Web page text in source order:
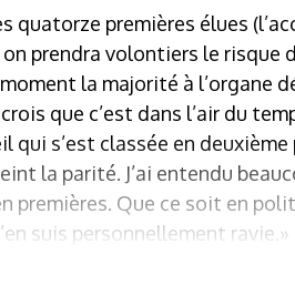
quatorze premières élues
prendra volontiers le risque
la majorité à l’organe
que c’est dans l’air du
qui s’est classée en
la parité. J’ai entendu
premières. Que ce soit en
suis personnellement ravie.»